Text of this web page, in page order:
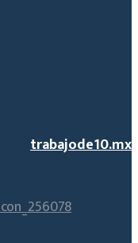
trabajode10.mx